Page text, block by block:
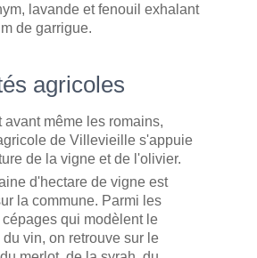
lavande et fenouil exhalant
de garrigue.
agricoles
avant même les romains,
de Villevieille s'appuie
de la vigne et de l'olivier.
d'hectare de vigne est
la commune. Parmi les
qui modèlent le
du vin, on retrouve sur le